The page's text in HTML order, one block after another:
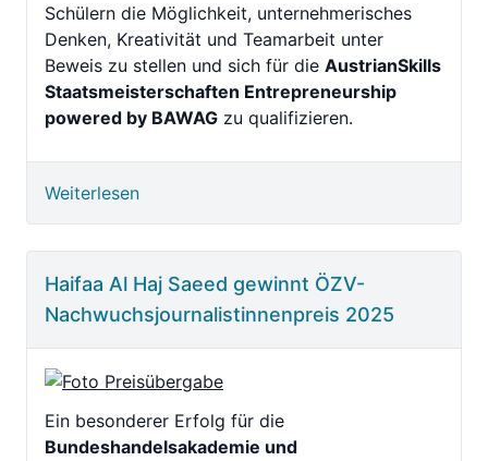
Schülern die Möglichkeit, unternehmerisches
Denken, Kreativität und Teamarbeit unter
Beweis zu stellen und sich für die AustrianSkills
Staatsmeisterschaften Entrepreneurship
powered by BAWAG zu qualifizieren.
Weiterlesen
Haifaa Al Haj Saeed gewinnt ÖZV-
Nachwuchsjournalistinnenpreis 2025
Ein besonderer Erfolg für die
Bundeshandelsakademie und